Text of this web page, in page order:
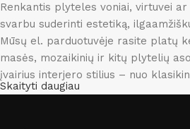
Renkantis plyteles voniai, virtuvei
svarbu suderinti estetiką,
Mūsų el. parduotuvėje rasite platų
masės, mozaikinių ir kitų plytelių
įvairius interjero stilius – nuo
Skaityti daugiau